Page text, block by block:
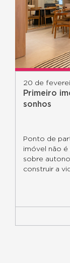
20 de
Primeiro
sonhos
Ponto de
imóvel não é
sobre
construir a